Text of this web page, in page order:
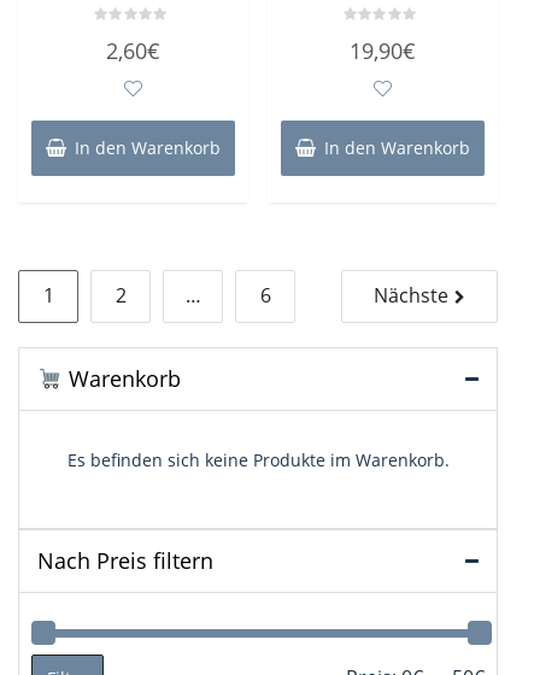
mit2,60€
In den Warenkorb
mit
19,90€
In den Warenkorb
Seitennummerierung
der
Beiträge
1 2 … 6 Nächste
Warenkorb
Es befinden sich keine Produkte im Warenkorb.
Nach Preis filtern
Min.
Max.